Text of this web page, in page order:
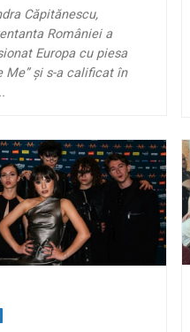
Căpitănescu,
României a
Europa cu piesa
Me” și s-a calificat în